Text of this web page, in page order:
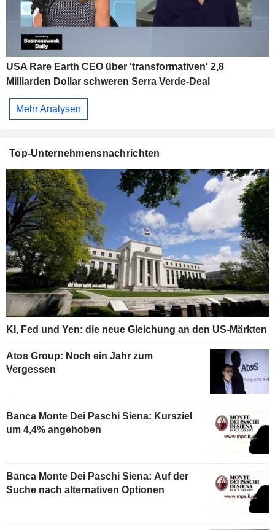
USA Rare Earth CEO über 'transformativen' 2,8
Milliarden Dollar schweren Serra Verde-Deal
Mehr Analysen
Top-Unternehmensnachrichten
KI, Fed und Yen: die neue Gleichung an den US-Märkten
Atos Group: Noch ein Jahr zum
Vergessen
Banca Monte Dei Paschi Siena: Kursziel
um 4,4% angehoben
Banca Monte Dei Paschi Siena: Auf der
Suche nach alternativen Optionen